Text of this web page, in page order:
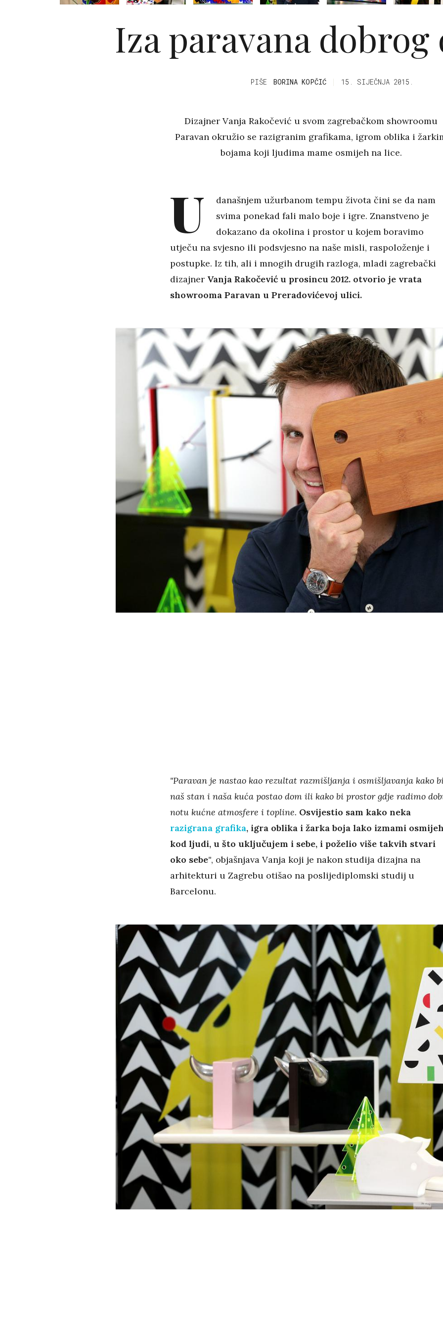
Iza paravana
PIŠE BORINA KOPČIĆ 15. SIJEČNJA 2015.
Dizajner Vanja Rakočević u svom zagrebačkom showroomu
Paravan okružio se razigranim grafikama, igrom oblika i
bojama koji ljudima mame osmijeh na lice.
U
današnjem užurbanom tempu života čini se da nam
svima ponekad fali malo boje i igre. Znanstveno je
dokazano da okolina i prostor u kojem boravimo
utječu na svjesno ili podsvjesno na naše misli, raspoloženje i
postupke. Iz tih, ali i mnogih drugih razloga, mladi zagrebački
dizajner Vanja Rakočević u prosincu 2012. otvorio je vrata
showrooma Paravan u Preradovićevoj ulici.
"Paravan je nastao kao rezultat razmišljanja i osmišljavanja kako
naš stan i naša kuća postao dom ili kako bi prostor gdje radimo
notu kućne atmosfere i topline. Osvijestio sam kako neka
razigrana grafika, igra oblika i žarka boja lako izmami osmijeh
kod ljudi, u što uključujem i sebe, i poželio više takvih stvari
oko sebe", objašnjava Vanja koji je nakon studija dizajna na
arhitekturi u Zagrebu otišao na poslijediplomski studij u
Barcelonu.